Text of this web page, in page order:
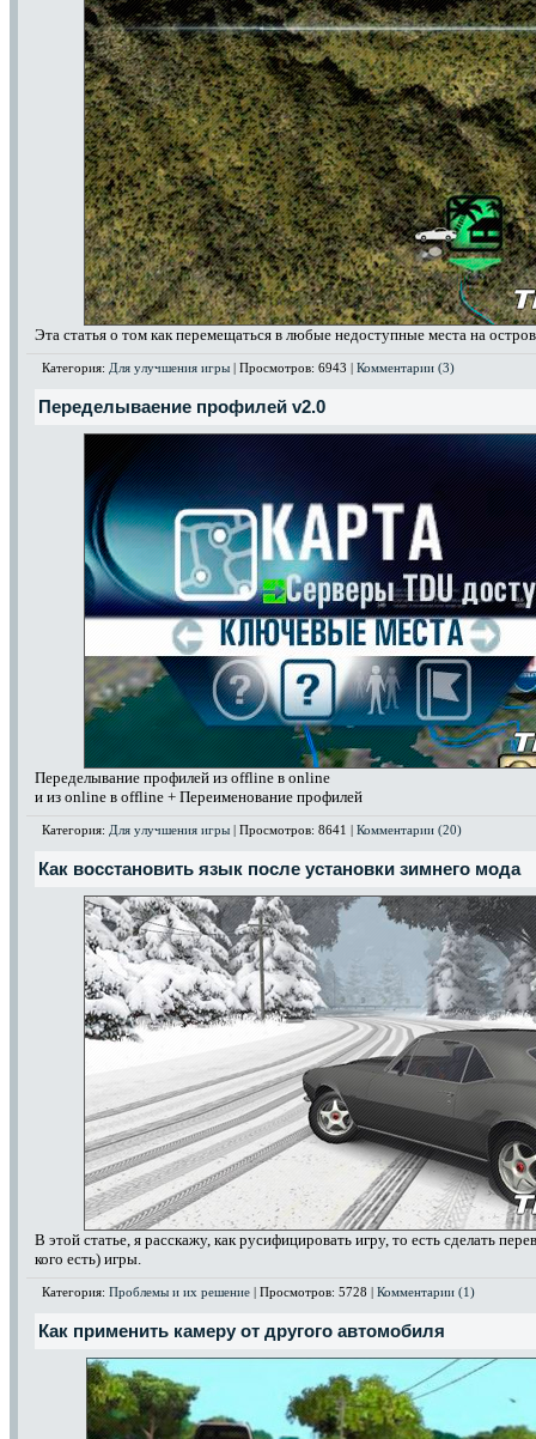
Эта статья о том как перемещаться в любые недоступные места на
Категория: Для улучшения игры | Просмотров: 6943 | Комментарии (3)
Переделываение профилей v2.0
Переделывание профилей из offline в online
и из online в offline + Переименование профилей
Категория: Для улучшения игры | Просмотров: 8641 | Комментарии (20)
Как восстановить язык после установки зимнего мода
В этой статье, я расскажу, как русифицировать игру, то есть сделать
кого есть) игры.
Категория: Проблемы и их решение | Просмотров: 5728 | Комментарии (1)
Как применить камеру от другого автомобиля